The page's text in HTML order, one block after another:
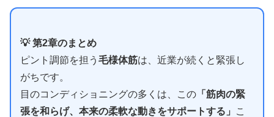
💡 第2章のまとめ
ピント調節を担う 毛様体筋は、近業が続くと緊張し
がちです。
目のコンディショニングの多くは、この 「筋肉の緊
張を和らげ、本来の柔軟な動きをサポートする」
こ